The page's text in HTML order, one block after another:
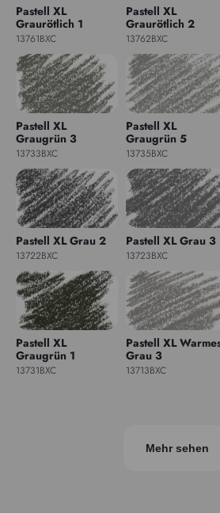
Pastell XL
Graurötlich 1
13761BXC
Pastell XL
Graurötlich 2
13762BXC
Pastell XL
Graugrün 3
13733BXC
Pastell XL
Graugrün 5
13735BXC
Pastell XL Grau 2
13722BXC
Pastell XL Grau 3
13723BXC
Pastell XL
Graugrün 1
13731BXC
Pastell XL
Grau 3
13713BXC
Mehr sehen